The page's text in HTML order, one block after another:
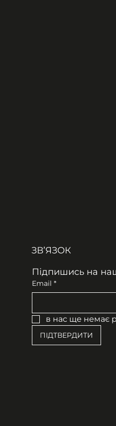
ЗВʼЯЗОК
Підпишись на
Email *
в нас ще немає
ПІДТВЕРДИТИ